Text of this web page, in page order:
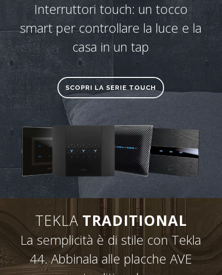
Interruttori touch: un tocco
smart per controllare la luce e la
casa in un tap
SCOPRI LA SERIE TOUCH
TEKLA TRADITIONAL
La semplicità è di stile con Tekla
44. Abbinala alle placche AVE